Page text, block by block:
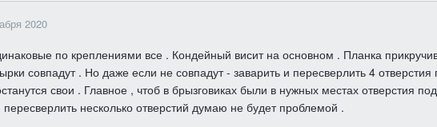
2020
по креплениями все . Кондейный висит на основном . Планка
совпадут . Но даже если не совпадут - заварить и пересверлить 4
свои . Главное , чтоб в брызговиках были в нужных местах отверстия
несколько отверстий думаю не будет проблемой .